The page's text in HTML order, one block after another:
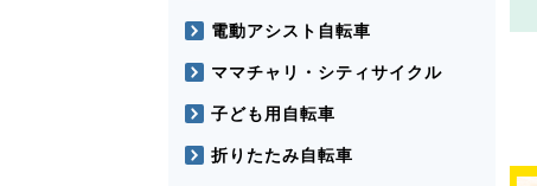
電動アシスト自転車
ママチャリ・シティサイクル
子ども用自転車
折りたたみ自転車